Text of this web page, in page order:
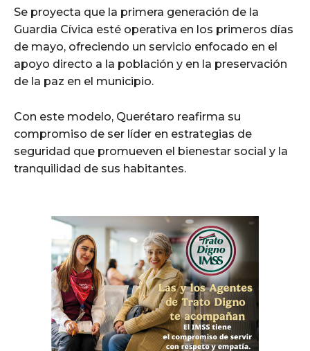
Se proyecta que la primera generación de la
Guardia Cívica esté operativa en los primeros días
de mayo, ofreciendo un servicio enfocado en el
apoyo directo a la población y en la preservación
de la paz en el municipio.
Con este modelo, Querétaro reafirma su
compromiso de ser líder en estrategias de
seguridad que promueven el bienestar social y la
tranquilidad de sus habitantes.